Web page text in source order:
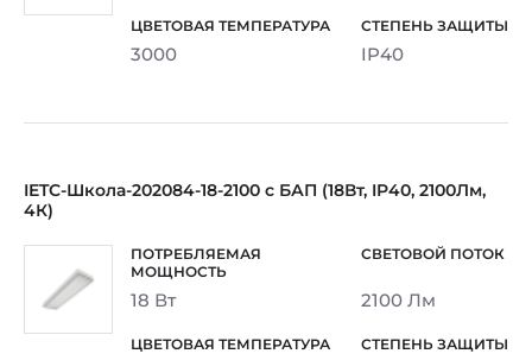
3000 IP40
IETC-Школа-202084-18-2100 с БАП (18Вт, IP40, 2100Лм,
4К)
18 Вт 2100 Лм